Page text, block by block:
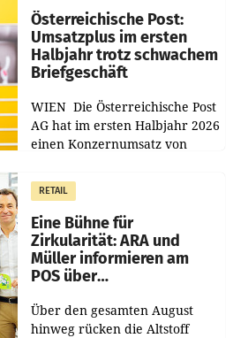
Österreichische Post:
Umsatzplus im ersten
Halbjahr trotz schwachem
Briefgeschäft
WIEN Die Österreichische Post
AG hat im ersten Halbjahr 2026
einen Konzernumsatz von
erwirtschaftet, was einem Plus
von 3,8 Prozent gegenüber
dem Vergleichszeitraum
RETAIL
Eine Bühne für
Zirkularität: ARA und
Müller informieren am
POS über
Über den gesamten August
hinweg rücken die Altstoff